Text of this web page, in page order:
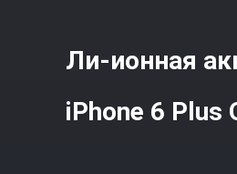
Ли-ионная
iPhone 6 Plus